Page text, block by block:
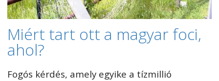
Miért tart ott a magyar foci,
ahol?
Fogós kérdés, amely egyike a tízmillió